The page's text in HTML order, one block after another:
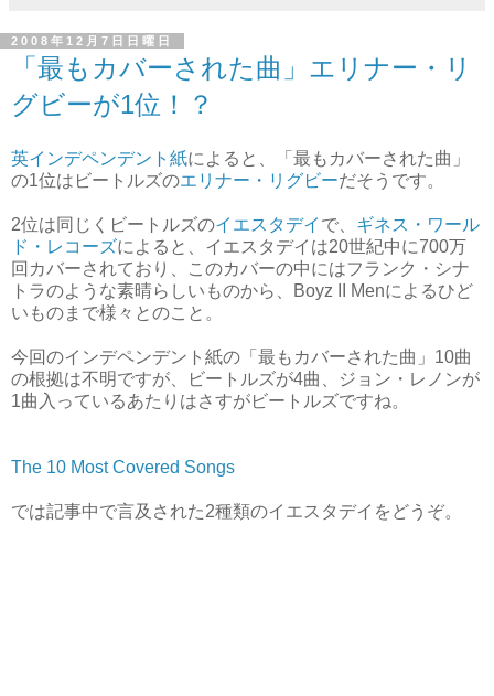
2008年12月7日日曜日
「最もカバーされた曲」エリナー・リ
グビーが1位！？
英インデペンデント紙によると、「最もカバーされた曲」
の1位はビートルズのエリナー・リグビーだそうです。
2位は同じくビートルズのイエスタデイ で、 ギネス・ワール
ド・レコーズによると、イエスタデイは20世紀中に700万
回カバーされており、このカバーの中にはフランク・シナ
トラのような素晴らしいものから、Boyz II Menによるひど
いものまで様々とのこと。
今回のインデペンデント紙の「最もカバーされた曲」10曲
の根拠は不明ですが、ビートルズが4曲、ジョン・レノンが
1曲入っているあたりはさすがビートルズですね。
The 10 Most Covered Songs
では記事中で言及された2種類のイエスタデイをどうぞ。